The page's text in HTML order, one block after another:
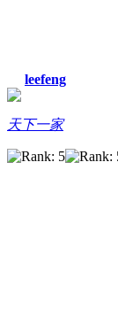
leefeng
天下一家